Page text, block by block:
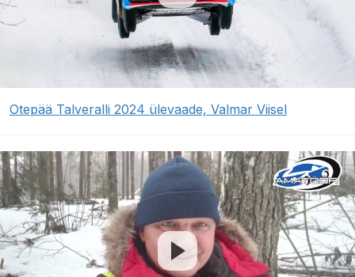
Otepää Talveralli 2024 ülevaade, Valmar Viisel